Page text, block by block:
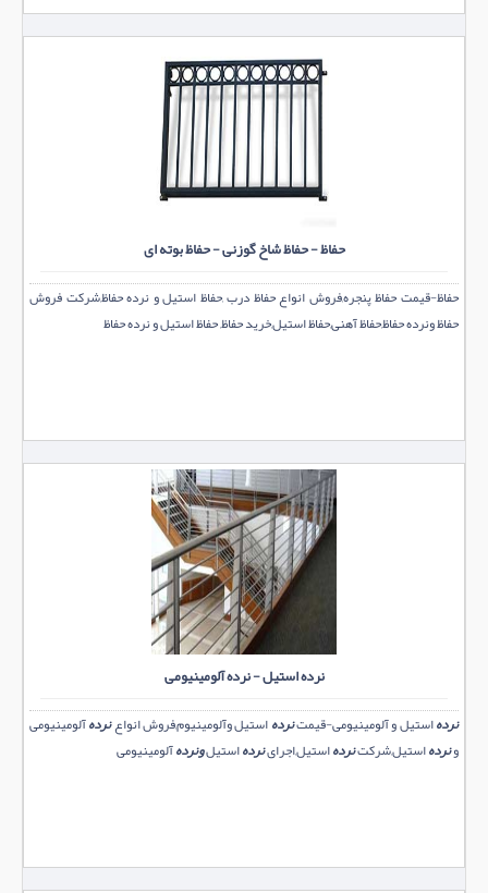
حفاظ - حفاظ شاخ گوزنی - حفاظ بوته ای
حفاظ-قیمت حفاظ پنجره,فروش انواع حفاظ درب ,حفاظ استیل و نرده حفاظ,شرکت فروش
حفاظ ونرده حفاظ,حفاظ آهنی,حفاظ استیل,خرید حفاظ, حفاظ استیل و نرده حفاظ
نرده استیل - نرده آلومینیومی
نردهاستیل و آلومینیومی-قیمتنردهاستیل وآلومینیوم,فروش انواعنردهآلومینیومی
ونردهاستیل,شرکتنردهاستیل,اجراینردهاستیلونردهآلومینیومی